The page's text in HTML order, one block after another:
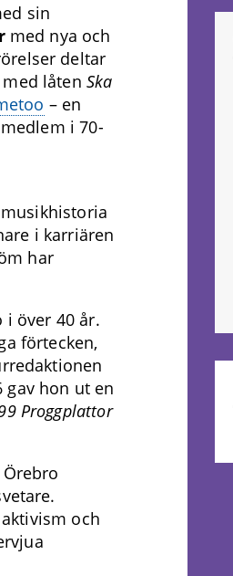
sin
med nya och
deltar
låten Ska
– en
i 70-
i karriären
har
i över 40 år.
förtecken,
gav hon ut en
Proggplattor
och